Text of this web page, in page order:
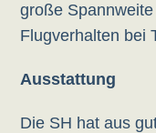
große
Flugverhalten bei
Ausstattung
Die SH hat aus